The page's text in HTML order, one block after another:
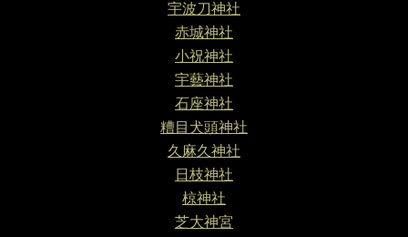
宇波刀神社
赤城神社
小祝神社
宇藝神社
石座神社
糟目犬頭神社
久麻久神社
日枝神社
椋神社
芝大神宮